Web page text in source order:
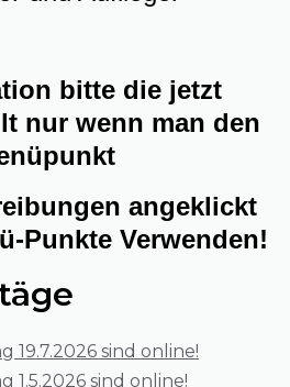
bitte die jetzt
nur wenn man den
angeklickt
Punkte Verwenden!
19.7.2026 sind online!
1.5.2026 sind online!